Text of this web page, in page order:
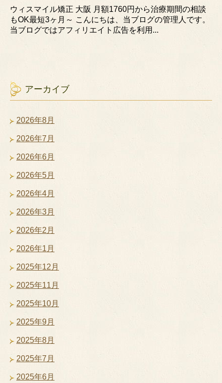
ウィスマイル矯正 大阪 月額1760円から治療期間の相談
もOK最短3ヶ月～ こんにちは、当ブログの管理人です。
当ブログではアフィリエイト広告を利用...
アーカイブ
2026年8月
2026年7月
2026年6月
2026年5月
2026年4月
2026年3月
2026年2月
2026年1月
2025年12月
2025年11月
2025年10月
2025年9月
2025年8月
2025年7月
2025年6月